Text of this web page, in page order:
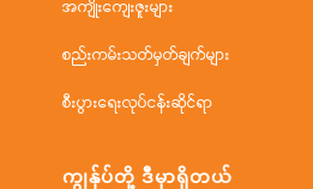
အကျိုးကျေးဇူးများ
စည်းကမ်းသတ်မှတ်ချက်များ
စီးပွားရေးလုပ်ငန်းဆိုင်ရာ
ကျွန်ုပ်တို့ ဒီမှာရှိတယ်